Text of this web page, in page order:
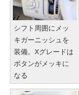
シフト周囲にメッ
キガーニッシュを
装備。Xグレードは
ボタンがメッキに
なる